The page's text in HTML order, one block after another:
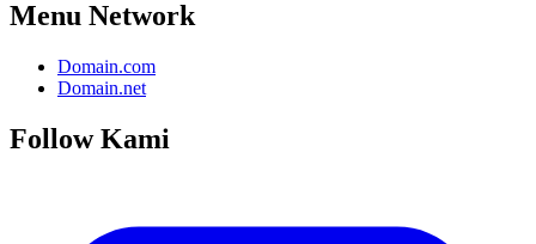
Menu Network
Domain.com
Domain.net
Follow Kami